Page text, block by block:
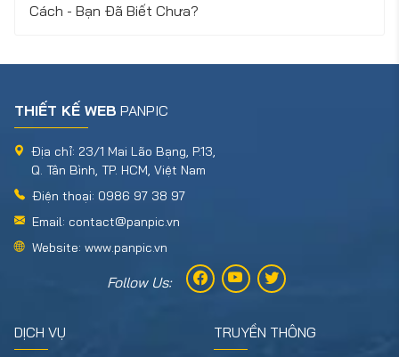
Cách - Bạn Đã Biết Chưa?
THIẾT KẾ WEB PANPIC
Địa chỉ: 23/1 Mai Lão Bạng, P.13,
Q. Tân Bình, TP. HCM, Việt Nam
Điện thoại: 0986 97 38 97
Email: contact@panpic.vn
Website: www.panpic.vn
Follow Us:
DỊCH VỤ TRUYỀN THÔNG